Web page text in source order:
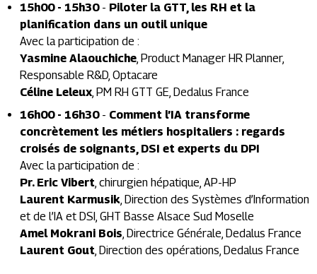
15h00 - 15h30- Piloter la GTT, les RH et la
planification dans un outil unique
Avec la participation de :
Yasmine Alaouchiche, Product Manager HR Planner,
Responsable R&D, Optacare
Céline Leleux, PM RH GTT GE, Dedalus France
16h00 - 16h30- Comment l’IA transforme
concrètement les métiers hospitaliers : regards
croisés de soignants, DSI et experts du DPI
Avec la participation de :
Pr. Eric Vibert, chirurgien hépatique, AP-HP
Laurent Karmusik, Direction des Systèmes d’Information
et de l’IA et DSI, GHT Basse Alsace Sud Moselle
Amel Mokrani Bois, Directrice Générale, Dedalus France
Laurent Gout, Direction des opérations, Dedalus France